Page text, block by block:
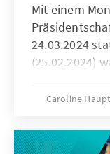
Mit einem
24.03.2024
(25.02.2024)
per Dekret
Ebene und
dass die
Caroline